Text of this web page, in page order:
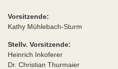
Vorsitzende:
Kathy Mühlebach-Sturm
Stellv. Vorsitzende:
Heinrich Inkoferer
Dr. Christian Thurmaier